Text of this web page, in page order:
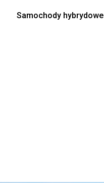
Samochody hybrydowe